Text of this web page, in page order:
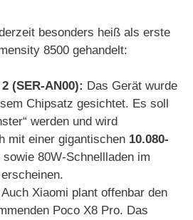
besonders heiß als erste
8500 gehandelt:
(SER-AN00): Das Gerät wurde
Chipsatz gesichtet. Es soll
werden und wird
mit einer gigantischen 10.080-
sowie 80W-Schnellladen im
Auch Xiaomi plant offenbar den
Poco X8 Pro. Das